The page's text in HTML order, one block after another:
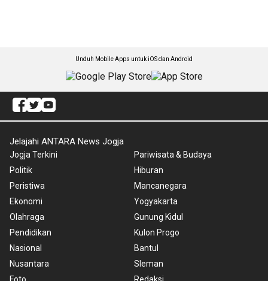
Unduh Mobile Apps untuk iOS dan Android
Jelajahi ANTARA News Jogja
Jogja Terkini
Politik
Peristiwa
Ekonomi
Olahraga
Pendidikan
Nasional
Nusantara
Foto
Pariwisata & Budaya
Hiburan
Mancanegara
Yogyakarta
Gunung Kidul
Kulon Progo
Bantul
Sleman
Redaksi